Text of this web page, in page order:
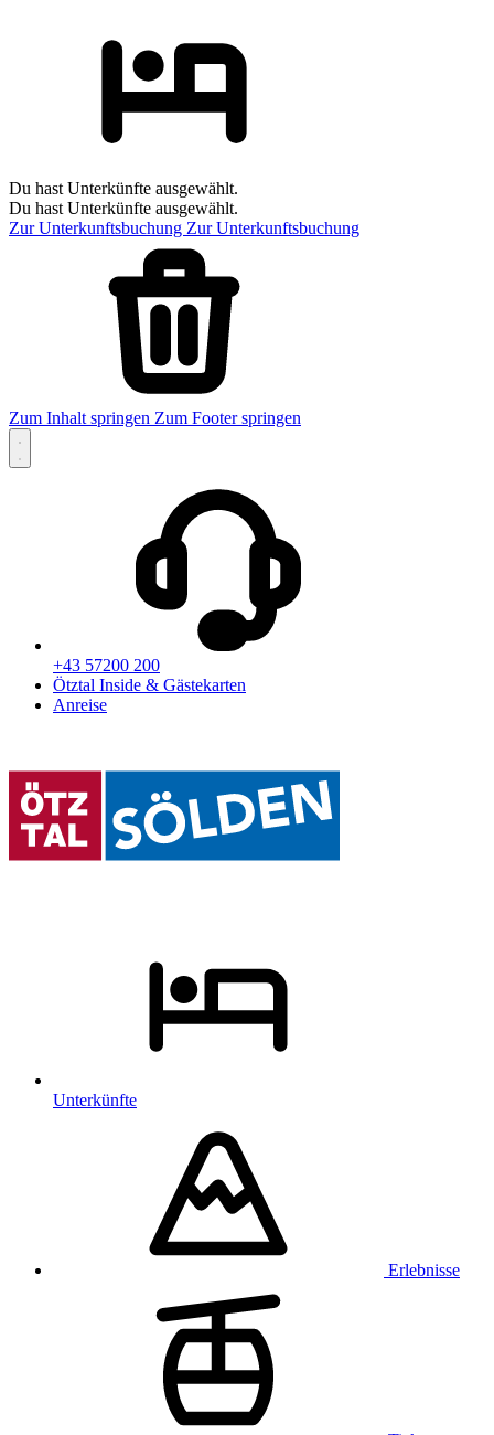
Du hast Unterkünfte ausgewählt.
Du hast Unterkünfte ausgewählt.
Zur Unterkunftsbuchung Zur Unterkunftsbuchung
Zum Inhalt springen Zum Footer springen
+43 57200 200
Ötztal Inside & Gästekarten
Anreise
Unterkünfte
Erlebnisse